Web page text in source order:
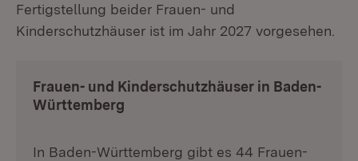
Fertigstellung beider Frauen- und
Kinderschutzhäuser ist im Jahr 2027 vorgesehen.
Frauen- und Kinderschutzhäuser in Baden-
Württemberg
In Baden-Württemberg gibt es 44 Frauen-